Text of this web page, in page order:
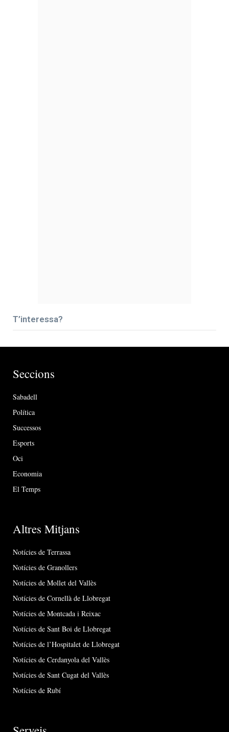
T’interessa?
Seccions
Sabadell
Política
Successos
Esports
Oci
Economia
El Temps
Altres Mitjans
Notícies de Terrassa
Notícies de Granollers
Notícies de Mollet del Vallès
Notícies de Cornellà de Llobregat
Notícies de Montcada i Reixac
Notícies de Sant Boi de Llobregat
Notícies de l’Hospitalet de Llobregat
Notícies de Cerdanyola del Vallès
Notícies de Sant Cugat del Vallès
Notícies de Rubí